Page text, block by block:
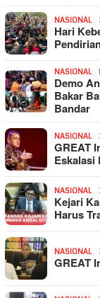
NASIONAL
Hari
NASIONAL
Demo
Bakar
Bandar
NASIONAL
GREAT
Eskalasi
NASIONAL
Kejari
Harus
NASIONAL
GREAT